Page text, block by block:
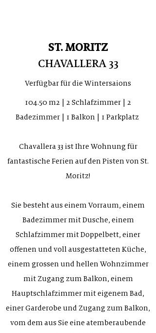
ST. MORITZ
CHAVALLERA 33
Verfügbar für die Wintersaions
104.50 m2 | 2 Schlafzimmer | 2
Badezimmer | 1 Balkon | 1 Parkplatz
Chavallera 33 ist Ihre Wohnung für
fantastische Ferien auf den Pisten von St.
Moritz!
Sie besteht aus einem Vorraum, einem
Badezimmer mit Dusche, einem
Schlafzimmer mit Doppelbett, einer
offenen und voll ausgestatteten Küche,
einem grossen und hellen Wohnzimmer
mit Zugang zum Balkon, einem
Hauptschlafzimmer mit eigenem Bad,
einer Garderobe und Zugang zum Balkon,
vom dem aus Sie eine atemberaubende